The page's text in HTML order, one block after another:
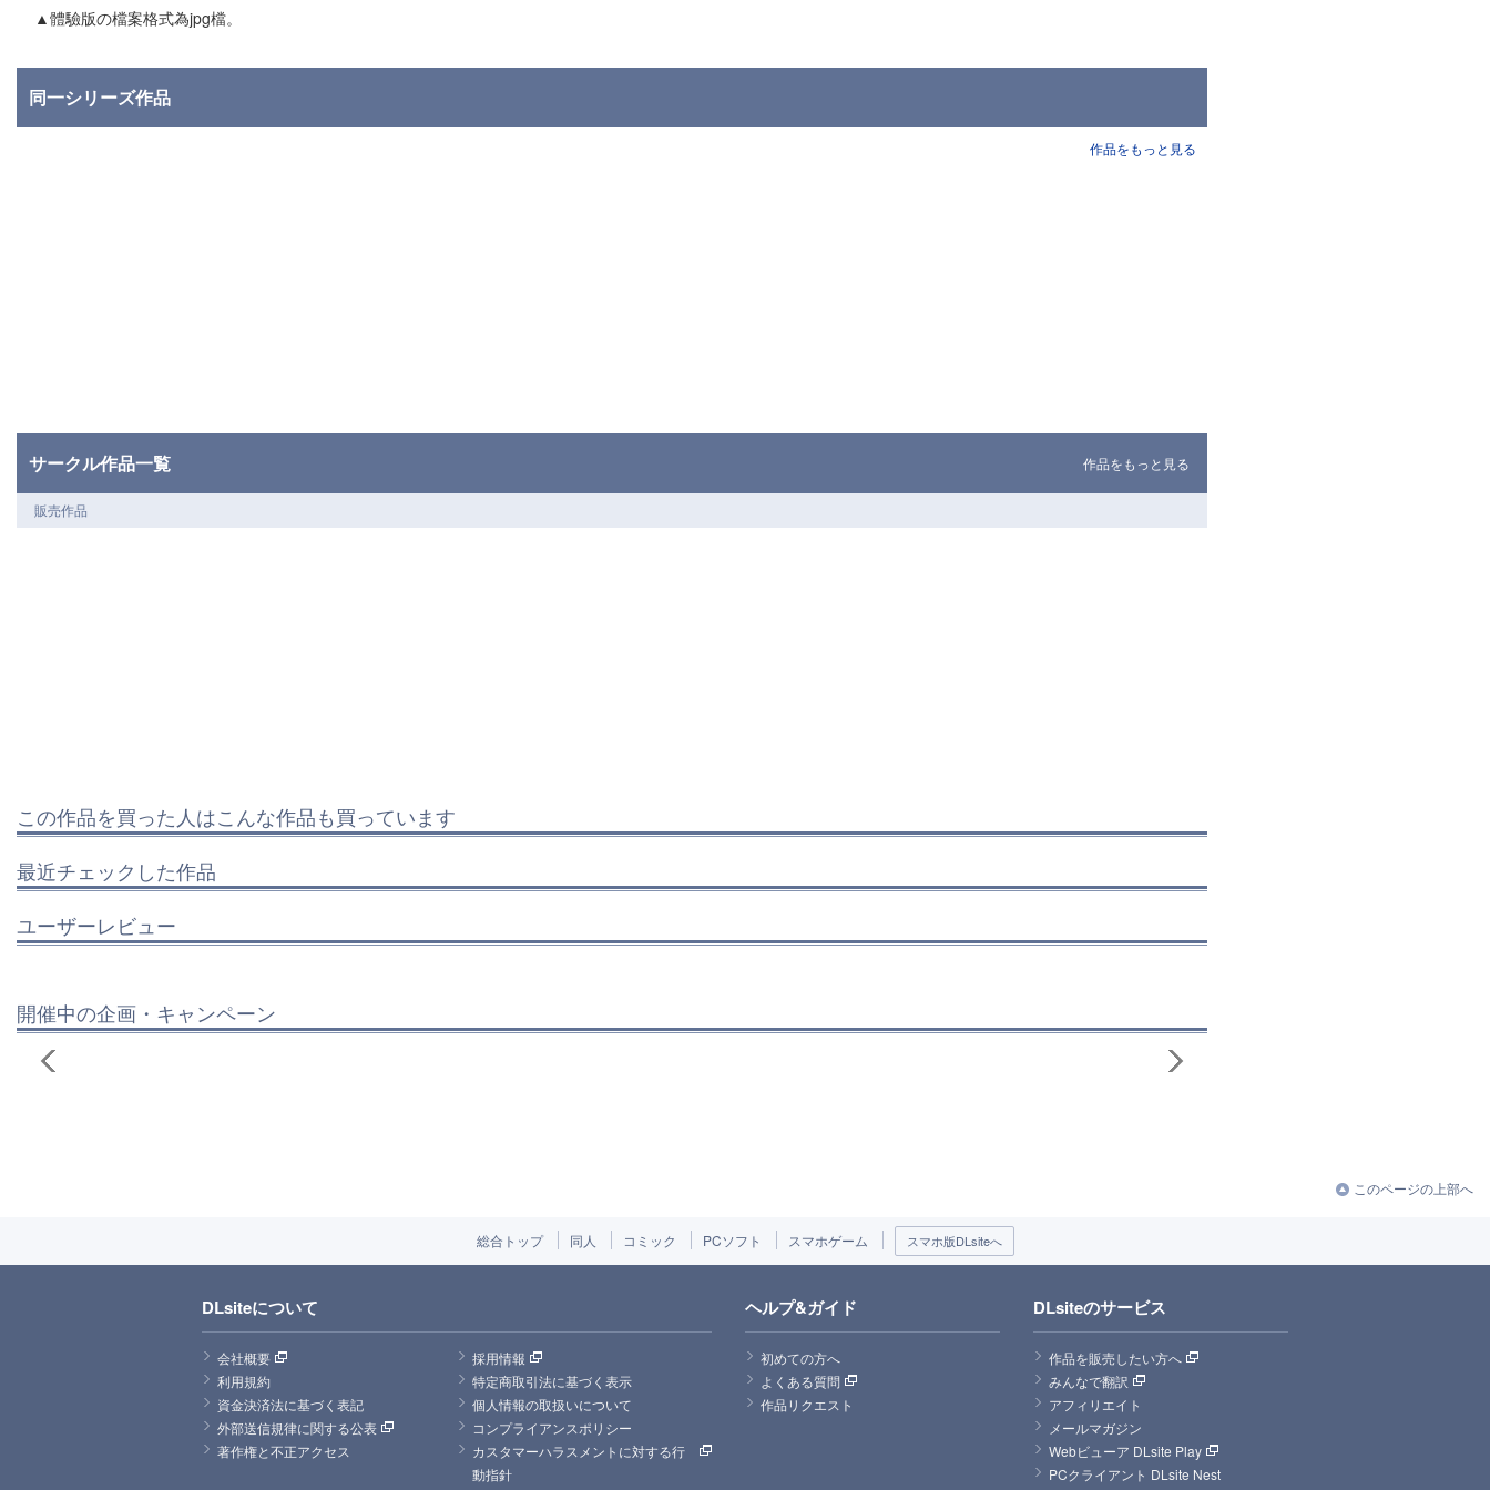
▲體驗版の檔案格式為jpg檔。
同一シリーズ作品
作品をもっと見る
サークル作品一覧 作品をもっと見る
販売作品
この作品を買った人はこんな作品も買っています
最近チェックした作品
ユーザーレビュー
開催中の企画・キャンペーン
このページの上部へ
総合トップ 同人 コミック PCソフト スマホゲーム スマホ版DLsiteへ
DLsiteについて
会社概要
採用情報
利用規約
特定商取引法に基づく表示
資金決済法に基づく表記
個人情報の取扱いについて
外部送信規律に関する公表
コンプライアンスポリシー
著作権と不正アクセス
カスタマーハラスメントに対する行
動指針
ヘルプ&ガイド
初めての方へ
よくある質問
作品リクエスト
DLsiteのサービス
作品を販売したい方へ
みんなで翻訳
アフィリエイト
メールマガジン
Webビューア DLsite Play
PCクライアント DLsite Nest